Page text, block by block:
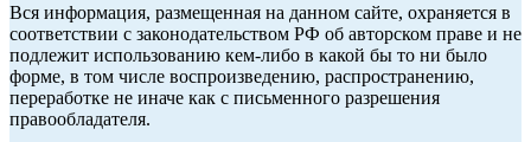
Вся информация, размещенная на данном сайте, охраняется в
соответствии с законодательством РФ об авторском праве и не
подлежит использованию кем-либо в какой бы то ни было
форме, в том числе воспроизведению, распространению,
переработке не иначе как с письменного разрешения
правообладателя.